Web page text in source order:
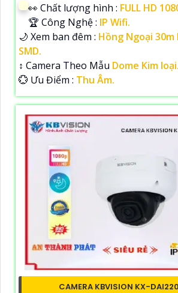
️👀 Chất lượng hình : FULL HD
🏆 Công Nghệ : IP Wifi.
🌙 Xem ban đêm : Hồng Ngoại
SMD.
↕️ Camera Theo Mẫu Dome Kim loại.
️💮 Ưu Điểm : Thu Âm.
CAMERA KBVISION KX-